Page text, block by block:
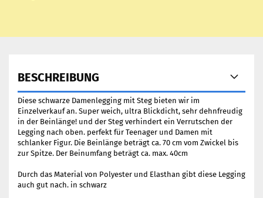
BESCHREIBUNG
Diese schwarze Damenlegging mit Steg bieten wir im
Einzelverkauf an. Super weich, ultra Blickdicht, sehr dehnfreudig
in der Beinlänge! und der Steg verhindert ein Verrutschen der
Legging nach oben. perfekt für Teenager und Damen mit
schlanker Figur. Die Beinlänge beträgt ca. 70 cm vom Zwickel bis
zur Spitze. Der Beinumfang beträgt ca. max. 40cm
Durch das Material von Polyester und Elasthan gibt diese Legging
auch gut nach. in schwarz